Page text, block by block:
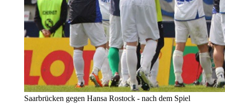
Saarbrücken gegen Hansa Rostock - nach dem Spiel